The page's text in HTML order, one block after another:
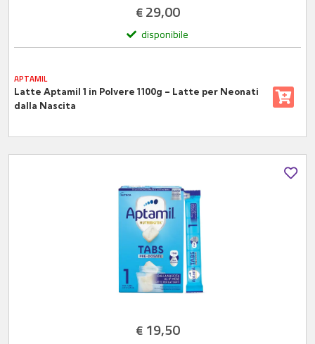
€29,00
disponibile
APTAMIL
Latte Aptamil 1 in Polvere 1100g – Latte per Neonati
dalla Nascita
€19,50